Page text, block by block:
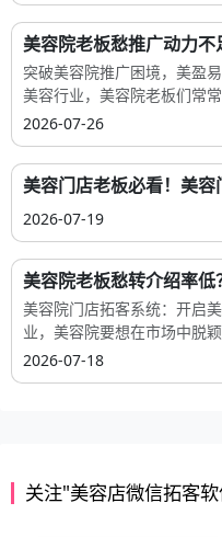
美容院老板愁推广动力
突破美容院推广困境，美盈
美容行业，美容院老板们常
2026-07-26
美容门店老板必看！美
2026-07-19
美容院老板愁转介绍率
美容院门店拓客系统：开启
业，美容院要想在市场中脱
2026-07-18
关注"美容店微信拓客